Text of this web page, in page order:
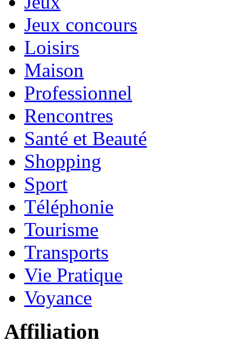
Jeux concours
Loisirs
Maison
Professionnel
Rencontres
Santé et Beauté
Shopping
Sport
Téléphonie
Tourisme
Transports
Vie Pratique
Voyance
Affiliation